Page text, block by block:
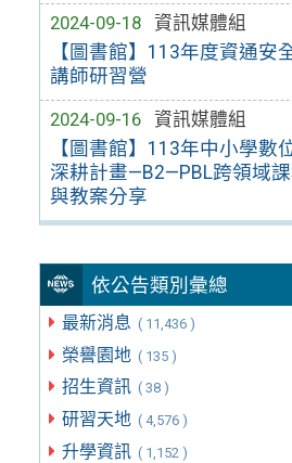
2024-09-18
資訊媒體組
【圖書館】113年度資通安
講師研習營
2024-09-16
資訊媒體組
【圖書館】113年中小學數
深耕計畫—B2—PBL跨領域
與教案分享
依公告類別彙總
最新消息 ( 11,436 )
榮譽園地 ( 135 )
招生資訊 ( 38 )
研習天地 ( 4,576 )
升學資訊 ( 1,152 )